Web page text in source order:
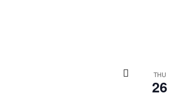
THU
26